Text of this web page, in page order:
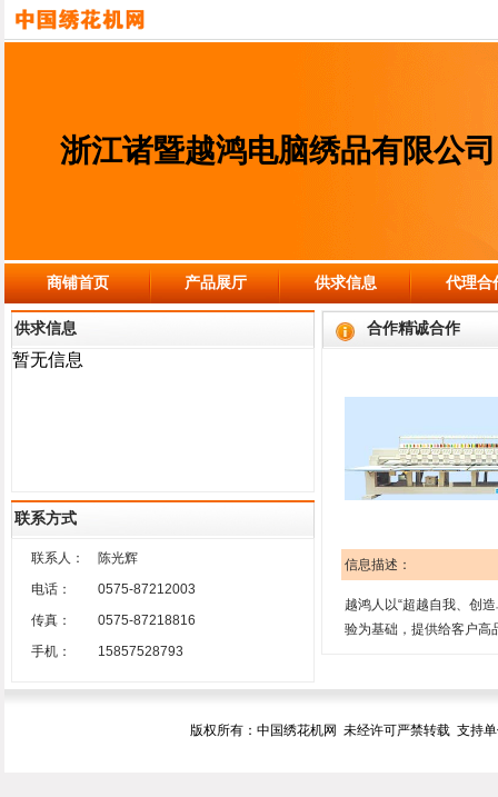
浙江诸暨越鸿电脑绣品有限公司
商铺首页 产品展厅 供求信息 代理合
供求信息
暂无信息
联系方式
联系人：
陈光辉
电话：
0575-87212003
传真：
0575-87218816
手机：
15857528793
合作精诚合作
信息描述：
越鸿人以“超越自我、创
验为基础，提供给客户高
版权所有：中国绣花机网 未经许可严禁转载 支持